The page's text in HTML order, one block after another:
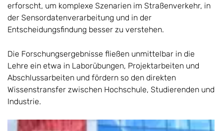
erforscht, um komplexe Szenarien im Straßenverkehr, in
der Sensordatenverarbeitung und in der
Entscheidungsfindung besser zu verstehen.
Die Forschungsergebnisse fließen unmittelbar in die
Lehre ein etwa in Laborübungen, Projektarbeiten und
Abschlussarbeiten und fördern so den direkten
Wissenstransfer zwischen Hochschule, Studierenden und
Industrie.